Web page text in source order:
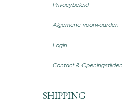
Privacybeleid
Algemene voorwaarden
Login
Contact & Openingstijden
SHIPPING